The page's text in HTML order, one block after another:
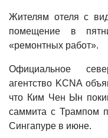
Жителям отеля с
помещение в
«ремонтных работ».
Официальное
агентство KCNA
что Ким Чен Ын
саммита с Трампом
Сингапуре в июне.